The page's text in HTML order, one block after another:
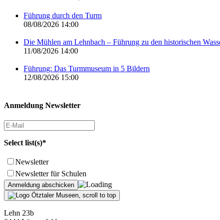
Führung durch den Turm
08/08/2026 14:00
Die Mühlen am Lehnbach – Führung zu den historischen
11/08/2026 14:00
Führung: Das Turmmuseum in 5 Bildern
12/08/2026 15:00
Anmeldung Newsletter
Select list(s)*
Newsletter
Newsletter für Schulen
Lehn 23b